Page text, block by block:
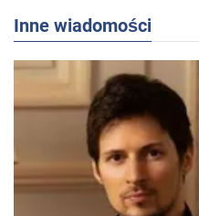
Inne wiadomości